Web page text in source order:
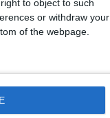
to object to such
or withdraw your
of the webpage.